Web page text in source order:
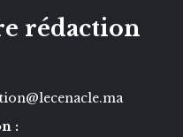
rédaction
: